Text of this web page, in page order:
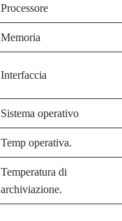
Processore
Memoria
Interfaccia
Sistema operativo
Temp operativa.
Temperatura di
archiviazione.